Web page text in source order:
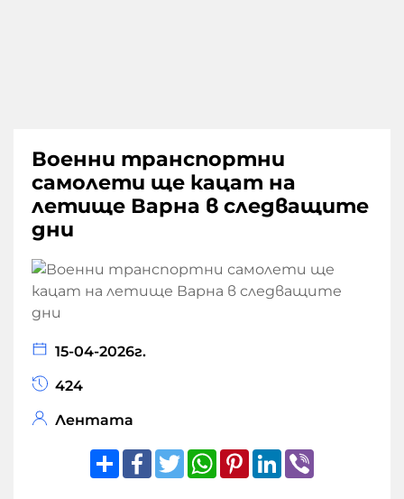
Военни транспортни
самолети ще кацат на
летище Варна в следващите
дни
15-04-2026г.
424
Лентата
ShareFacebook
TwitterWhatsApp
Pinterest
LinkedIn